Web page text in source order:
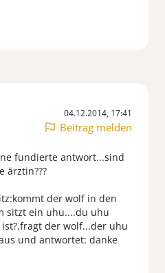
04.12.2014, 17:41
Beitrag melden
fundierte antwort...sind
ärztin???
der wolf in den
sitzt ein uhu....du uhu
der wolf...der uhu
und antwortet: danke